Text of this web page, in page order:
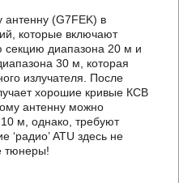
антенну (G7FEK) в
которые включают
секцию диапазона 20 м и
30 м, которая
излучателя. После
хорошие кривые КСВ
антенну можно
м, однако, требуют
‘радио’ ATU здесь не
тюнеры!